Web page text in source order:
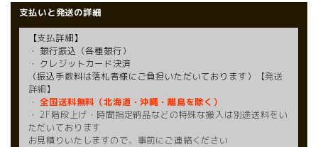
支払いと発送の詳細
【支払詳細】
・ 銀行振込（各種銀行）
・ クレジットカード決済
（振込手数料は落札者様にご負担いただいております）
【発送
詳細】
・全国送料無料（北海道・沖縄・離島を除く）
・ 2F階段上げ・時間指定納品などの特殊な搬入は別途送料をい
ただいております
お見積りいたしますので、事前にご連絡ください